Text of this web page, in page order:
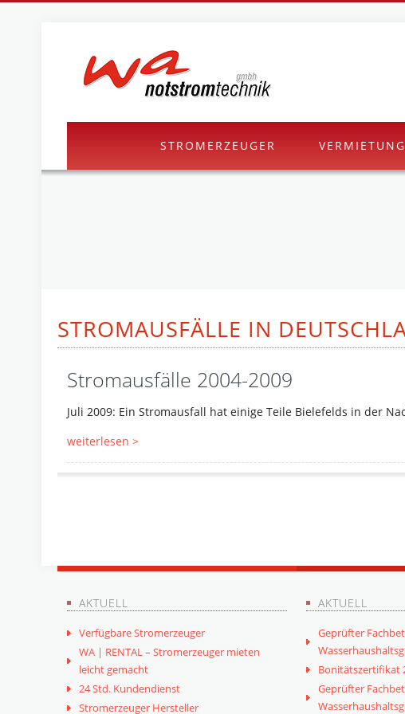
STROMERZEUGER VERMIETUNG
STROMAUSFÄLLE IN
Stromausfälle 2004-2009
Juli 2009: Ein Stromausfall hat einige Teile Bielefelds in der
weiterlesen >
AKTUELL
Verfügbare Stromerzeuger
WA | RENTAL – Stromerzeuger mieten
leicht gemacht
24 Std. Kundendienst
Stromerzeuger Hersteller
AKTUELL
Geprüfter
Bonitätszertifikat
Geprüfter